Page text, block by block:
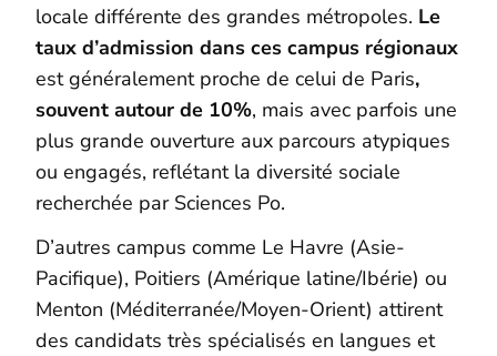
locale différente des grandes métropoles. Le
taux d’admission dans ces campus régionaux
est généralement proche de celui de Paris,
souvent autour de 10%, mais avec parfois une
plus grande ouverture aux parcours atypiques
ou engagés, reflétant la diversité sociale
recherchée par Sciences Po.
D’autres campus comme Le Havre (Asie-
Pacifique), Poitiers (Amérique latine/Ibérie) ou
Menton (Méditerranée/Moyen-Orient) attirent
des candidats très spécialisés en langues et